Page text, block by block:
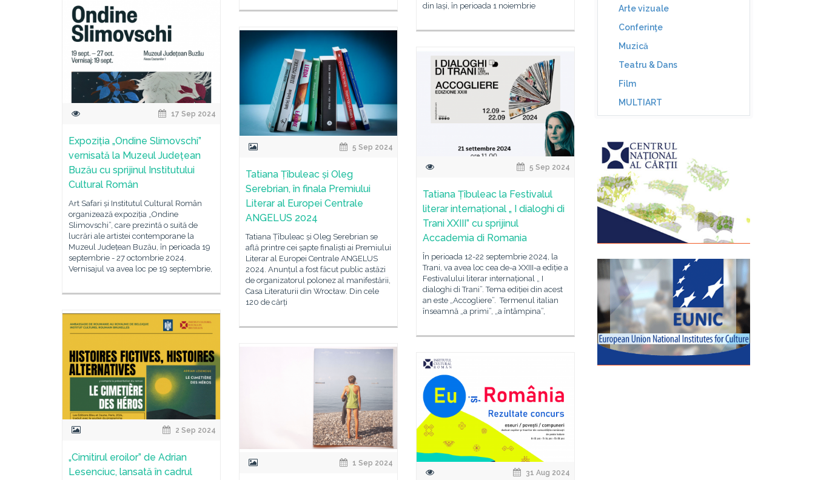
din Iași, în perioada 1 noiembrie
17 Sep 2024
Expoziția „Ondine Slimovschi”
vernisată la Muzeul Județean
Buzău cu sprijinul Institutului
Cultural Român
Art Safari și Institutul Cultural Român
organizează expoziția „Ondine
Slimovschi”, care prezintă o suită de
lucrări ale artistei contemporane la
Muzeul Județean Buzău, în perioada 19
septembrie - 27 octombrie 2024.
Vernisajul va avea loc pe 19 septembrie,
5 Sep 2024
Tatiana Țîbuleac și Oleg
Serebrian, în finala Premiului
Literar al Europei Centrale
ANGELUS 2024
Tatiana Țîbuleac și Oleg Serebrian se
află printre cei șapte finaliști ai Premiului
Literar al Europei Centrale ANGELUS
2024. Anunțul a fost făcut public astăzi
de organizatorul polonez al manifestării,
Casa Literaturii din Wrocław. Din cele
120 de cărți
5 Sep 2024
Tatiana Țîbuleac la Festivalul
literar internațional „ I dialoghi di
Trani XXIII” cu sprijinul
Accademia di Romania
În perioada 12-22 septembrie 2024, la
Trani, va avea loc cea de-a XXIII-a ediție a
Festivalului literar internațional „ I
dialoghi di Trani”. Tema ediției din acest
an este „Accogliere”. Termenul italian
înseamnă „a primi”, „a întâmpina”,
2 Sep 2024
„Cimitirul eroilor” de Adrian
Lesenciuc, lansată în cadrul
1 Sep 2024
31 Aug 2024
Arte vizuale
Conferinţe
Muzică
Teatru & Dans
Film
MULTIART